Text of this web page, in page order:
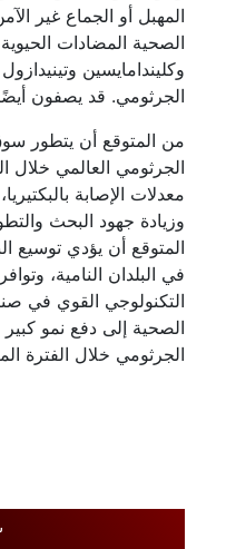
المهبل أو الجماع غير
الصحية المضادات
وكليندامايسين
الجرثومي. قد يصفون
من المتوقع أن يتطور
الجرثومي العالمي خلال
معدلات الإصابة
وزيادة جهود البحث
المتوقع أن يؤدي توسيع
في البلدان النامية،
التكنولوجي القوي في
الصحية إلى دفع نمو
الجرثومي خلال الفترة